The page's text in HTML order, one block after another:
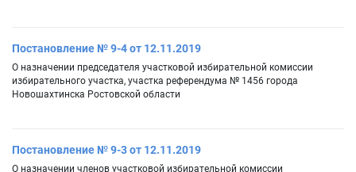
Постановление № 9-4 от 12.11.2019
О назначении председателя участковой избирательной комиссии
избирательного участка, участка референдума № 1456 города
Новошахтинска Ростовской области
Постановление № 9-3 от 12.11.2019
О назначении членов участковой избирательной комиссии